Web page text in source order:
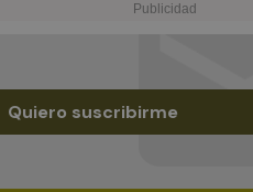
Quiero suscribirme